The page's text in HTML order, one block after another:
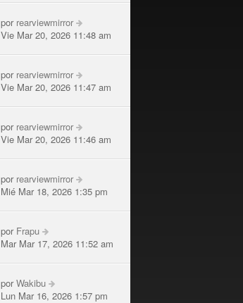
por rearviewmirror
Vie Mar 20, 2026 11:48 am
por rearviewmirror
Vie Mar 20, 2026 11:47 am
por rearviewmirror
Vie Mar 20, 2026 11:46 am
por rearviewmirror
Mié Mar 18, 2026 1:35 pm
por Frapu
Mar Mar 17, 2026 11:52 am
porWakibu
Lun Mar 16, 2026 1:57 pm